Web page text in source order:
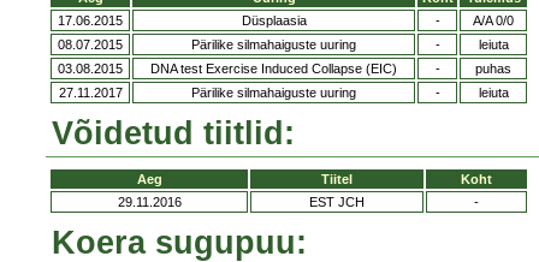
17.06.2015
Düsplaasia -
A/A 0/0
08.07.2015
Pärilike silmahaiguste uuring -
leiuta
03.08.2015
DNA test Exercise Induced Collapse (EIC) -
puhas
27.11.2017
Pärilike silmahaiguste uuring - leiuta
Võidetud tiitlid:
Aeg Tiitel
Koht
29.11.2016
EST JCH -
Koera sugupuu: